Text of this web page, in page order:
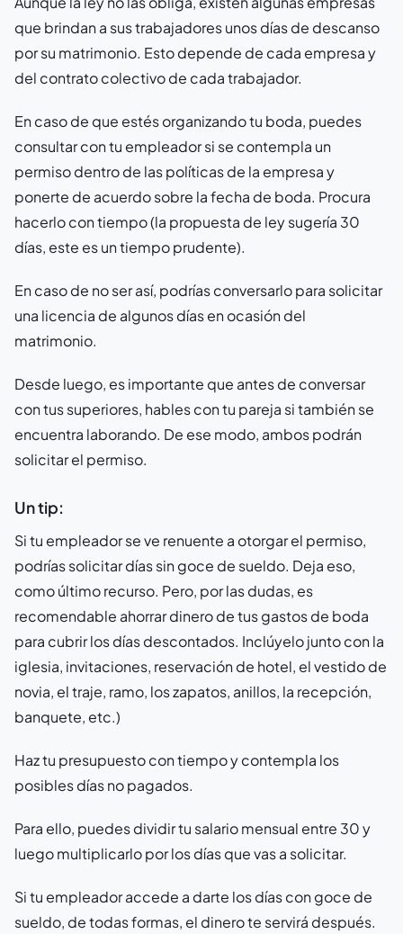
que brindan a sus trabajadores unos días de descanso
por su matrimonio. Esto depende de cada empresa y
del contrato colectivo de cada trabajador.
En caso de que estés organizando tu boda, puedes
consultar con tu empleador si se contempla un
permiso dentro de las políticas de la empresa y
ponerte de acuerdo sobre la fecha de boda. Procura
hacerlo con tiempo (la propuesta de ley sugería 30
días, este es un tiempo prudente).
En caso de no ser así, podrías conversarlo para solicitar
una licencia de algunos días en ocasión del
matrimonio.
Desde luego, es importante que antes de conversar
con tus superiores, hables con tu pareja si también se
encuentra laborando. De ese modo, ambos podrán
solicitar el permiso.
Un tip:
Si tu empleador se ve renuente a otorgar el permiso,
podrías solicitar días sin goce de sueldo. Deja eso,
como último recurso. Pero, por las dudas, es
recomendable ahorrar dinero de tus gastos de boda
para cubrir los días descontados. Inclúyelo junto con la
iglesia, invitaciones, reservación de hotel, el vestido de
novia, el traje, ramo, los zapatos, anillos, la recepción,
banquete, etc.)
Haz tu presupuesto con tiempo y contempla los
posibles días no pagados.
Para ello, puedes dividir tu salario mensual entre 30 y
luego multiplicarlo por los días que vas a solicitar.
Si tu empleador accede a darte los días con goce de
sueldo, de todas formas, el dinero te servirá después.